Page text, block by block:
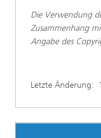
Die Verwendung
Zusammenhang
Angabe des
Letzte Änderung: